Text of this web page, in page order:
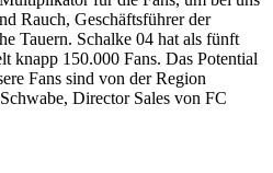
Rauch, Geschäftsführer der
Tauern. Schalke 04 hat als fünft
knapp 150.000 Fans. Das Potential
Fans sind von der Region
Director Sales von FC